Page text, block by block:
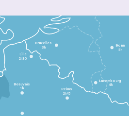
Beauvais
1h Reims
2h45
Lille
2h30
Bruxelles
3h Bonn
5h
Luxembourg
4h